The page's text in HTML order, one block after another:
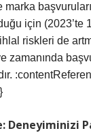
marka
için (2023’te
riskleri de
zamanında
Deneyiminizi